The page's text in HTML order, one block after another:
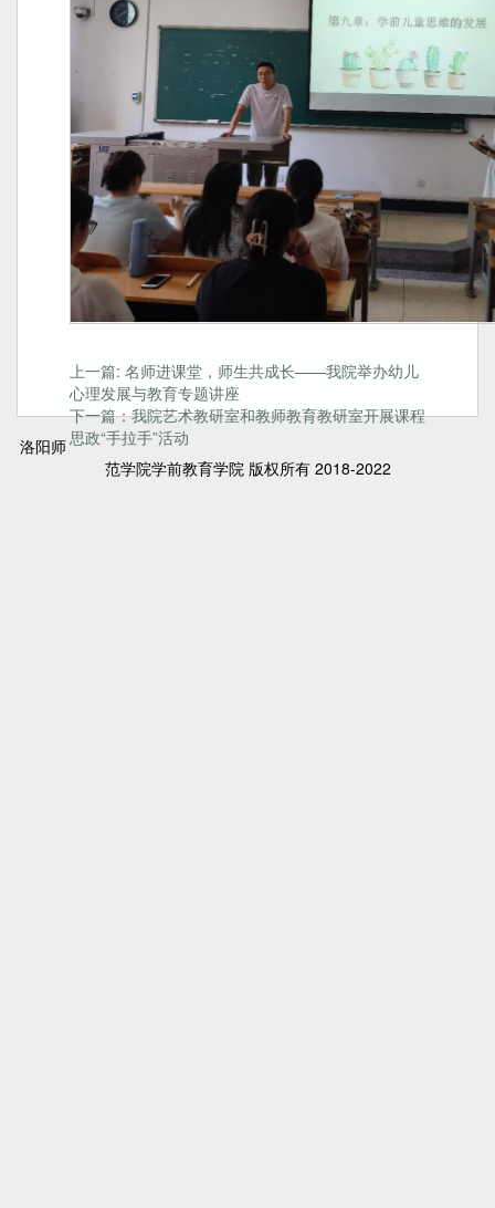
上一篇: 名师进课堂，师生共成长——我院举办幼儿
心理发展与教育专题讲座
下一篇：我院艺术教研室和教师教育教研室开展课程
思政“手拉手”活动
洛阳师
范学院学前教育学院 版权所有 2018-2022